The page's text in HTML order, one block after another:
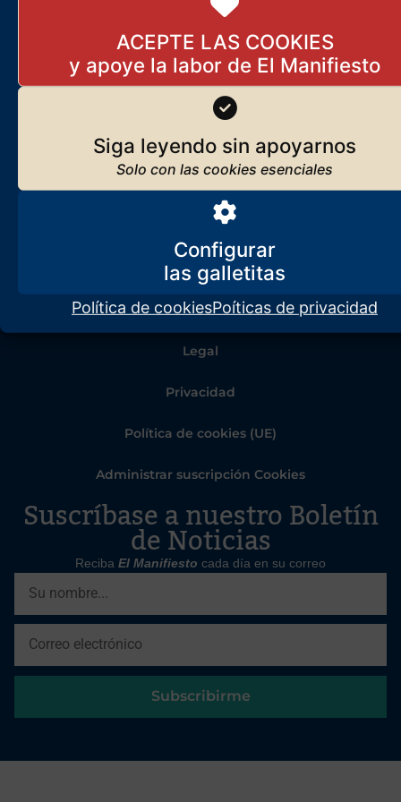
ACEPTE LAS COOKIES
Siga leyendo sin apoyarnos
Configurar
Política de cookiesPoíticas de privacidad
Legal
Privacidad
Política de cookies (UE)
Administrar suscripción Cookies
Suscríbase a nuestro Boletín
de Noticias
Reciba El Manifiesto cada día en su correo
Subscribirme